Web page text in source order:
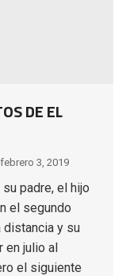
DE EL
febrero 3, 2019
padre, el hijo
el segundo
distancia y su
en julio al
el siguiente